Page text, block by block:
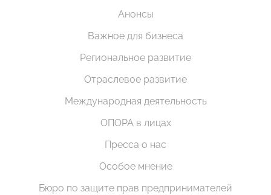
Анонсы
Важное для бизнеса
Региональное развитие
Отраслевое развитие
Международная деятельность
ОПОРА в лицах
Пресса о нас
Особое мнение
Бюро по защите прав предпринимателей